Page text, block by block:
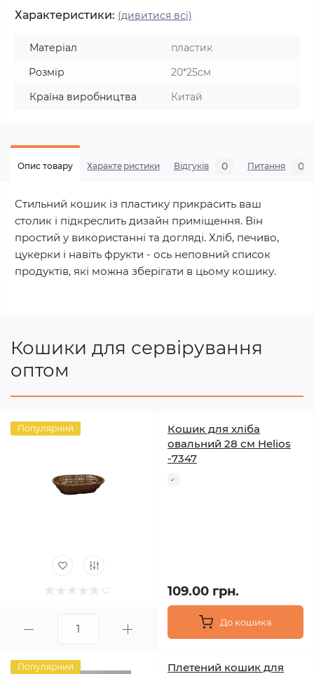
Характеристики: (дивитися всі)
Матеріал
пластик
Розмір
20*25см
Країна виробництва
Китай
Опис товару Характеристики Відгуків 0 Питання 0
Стильний кошик із пластику прикрасить ваш
столик і підкреслить дизайн приміщення. Він
простий у використанні та догляді. Хліб, печиво,
цукерки і навіть фрукти - ось неповний список
продуктів, які можна зберігати в цьому кошику.
Кошики для сервірування
оптом
Популярний
Кошик для хліба
овальний 28 см Helios
-7347
109.00 грн.
До кошика
Популярний Плетений кошик для